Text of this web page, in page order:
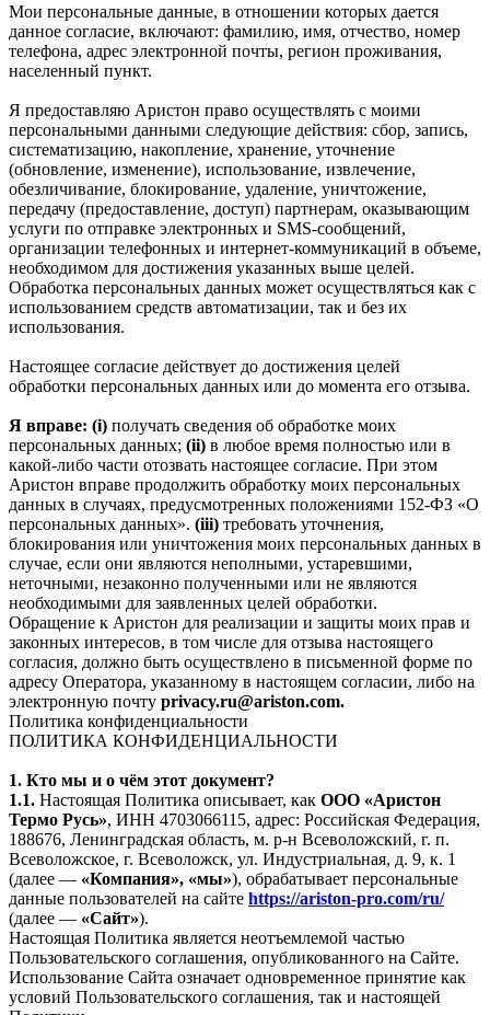
Мои персональные данные, в отношении которых дается
данное согласие, включают: фамилию, имя, отчество, номер
телефона, адрес электронной почты, регион проживания,
населенный пункт.
Я предоставляю Аристон право осуществлять с моими
персональными данными следующие действия: сбор, запись,
систематизацию, накопление, хранение, уточнение
(обновление, изменение), использование, извлечение,
обезличивание, блокирование, удаление, уничтожение,
передачу (предоставление, доступ) партнерам, оказывающим
услуги по отправке электронных и SMS‑сообщений,
организации телефонных и интернет‑коммуникаций в объеме,
необходимом для достижения указанных выше целей.
Обработка персональных данных может осуществляться как с
использованием средств автоматизации, так и без их
использования.
Настоящее согласие действует до достижения целей
обработки персональных данных или до момента его отзыва.
Я вправе: (i) получать сведения об обработке моих
персональных данных; (ii) в любое время полностью или в
какой-либо части отозвать настоящее согласие. При этом
Аристон вправе продолжить обработку моих персональных
данных в случаях, предусмотренных положениями 152-ФЗ «О
персональных данных». (iii) требовать уточнения,
блокирования или уничтожения моих персональных данных в
случае, если они являются неполными, устаревшими,
неточными, незаконно полученными или не являются
необходимыми для заявленных целей обработки.
Обращение к Аристон для реализации и защиты моих прав и
законных интересов, в том числе для отзыва настоящего
согласия, должно быть осуществлено в письменной форме по
адресу Оператора, указанному в настоящем согласии, либо на
электронную почту privacy.ru@ariston.com.
Политика конфиденциальности
ПОЛИТИКА КОНФИДЕНЦИАЛЬНОСТИ
1. Кто мы и о чём этот документ?
1.1. Настоящая Политика описывает, как ООО «Аристон
Термо Русь», ИНН 4703066115, адрес: Российская Федерация,
188676, Ленинградская область, м. р-н Всеволожский, г. п.
Всеволожское, г. Всеволожск, ул. Индустриальная, д. 9, к. 1
(далее — «Компания», «мы»), обрабатывает персональные
данные пользователей на сайте https://ariston-pro.com/ru/
(далее — «Сайт»).
Настоящая Политика является неотъемлемой частью
Пользовательского соглашения, опубликованного на Сайте.
Использование Сайта означает одновременное принятие как
условий Пользовательского соглашения, так и настоящей